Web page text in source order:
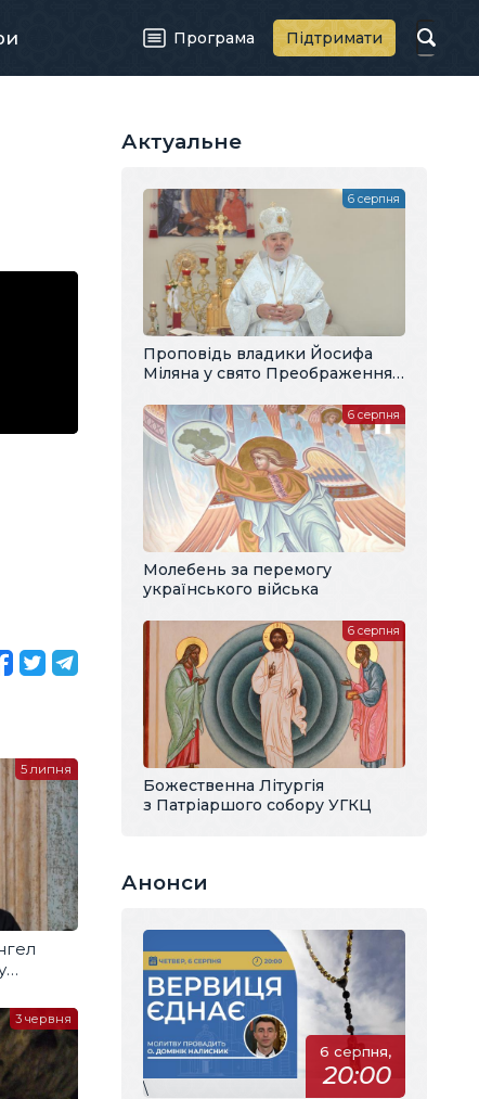
Програма Підтримати
5 липня
3 червня
Актуальне
Проповідь владики Йосифа
Міляна у свято Преображення
6 серпня
Молебень за перемогу
українського війська
6 серпня
Божественна Літургія
з Патріаршого собору УГКЦ
6 серпня
Анонси
6 серпня,
20:00
\